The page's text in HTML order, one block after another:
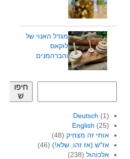
מגדל האנוי של
לוקאס
והברהמנים
חיפו
ש
Deutsch (1)
English (25)
אותי זה מצחיק(48)
אז"ש (אז זהו, שלא!)(46)
אלכוהול(238)